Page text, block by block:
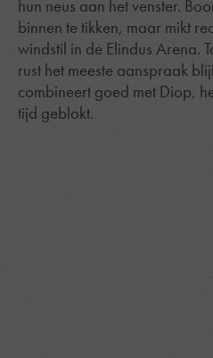
hun neus aan het venster.
binnen te tikken, maar mikt
windstil in de Elindus Arena.
rust het meeste aanspraak
combineert goed met Diop,
tijd geblokt.